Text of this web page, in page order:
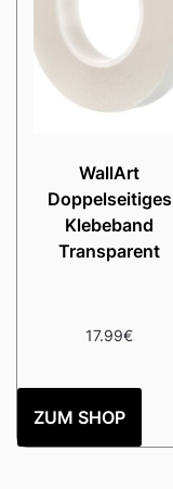
WallArt
Doppelseitiges
Klebeband
Transparent
17.99€
ZUM SHOP